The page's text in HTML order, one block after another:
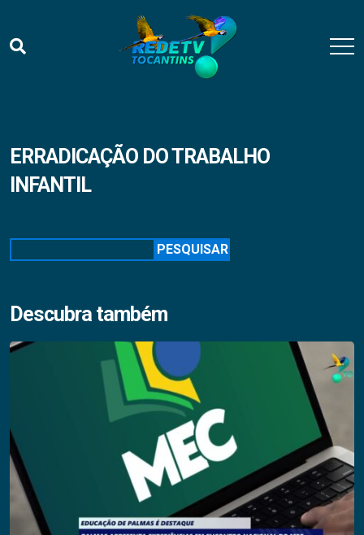
ERRADICAÇÃO DO TRABALHO
INFANTIL
PESQUISAR
Descubra também